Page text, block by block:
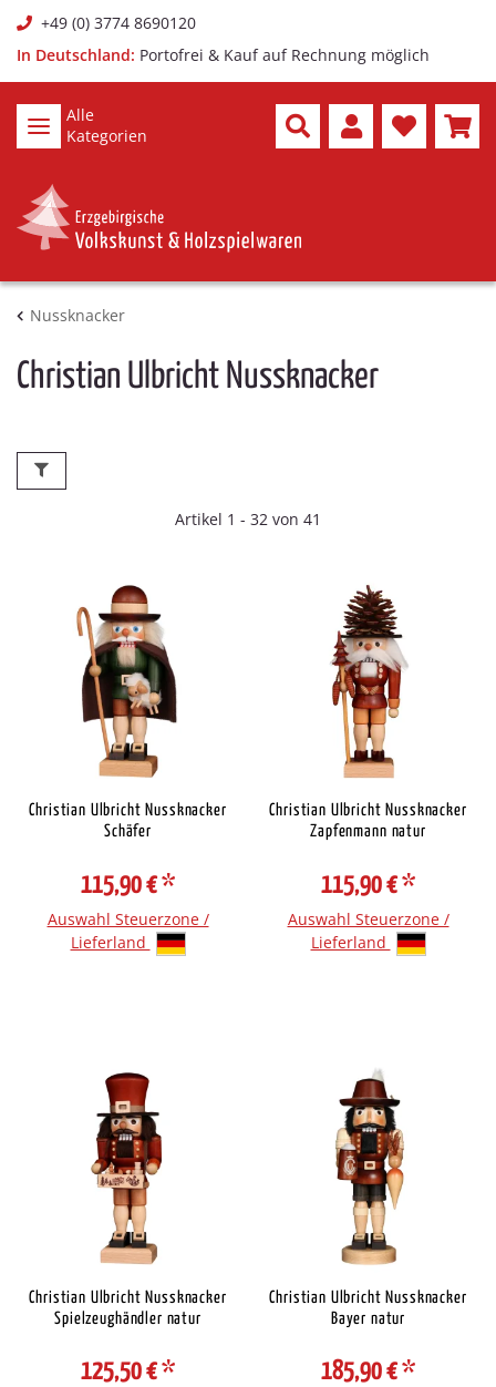
+49 (0) 3774 8690120
In Deutschland: Portofrei & Kauf auf Rechnung möglich
Alle
Kategorien
Nussknacker
Christian Ulbricht Nussknacker
Artikel 1 - 32 von 41
Christian Ulbricht Nussknacker
Schäfer
115,90 €*
Auswahl Steuerzone /
Lieferland
Christian Ulbricht Nussknacker
Zapfenmann natur
115,90 €*
Auswahl Steuerzone /
Lieferland
Christian Ulbricht Nussknacker
Spielzeughändler natur
125,50 €*
Christian Ulbricht Nussknacker
Bayer natur
185,90 €*